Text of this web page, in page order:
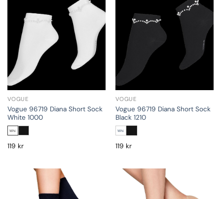
VOGUE
Vogue 96719 Diana Short Sock
White 1000
Whi
119 kr
VOGUE
Vogue 96719 Diana Short Sock
Black 1210
Whi
119 kr